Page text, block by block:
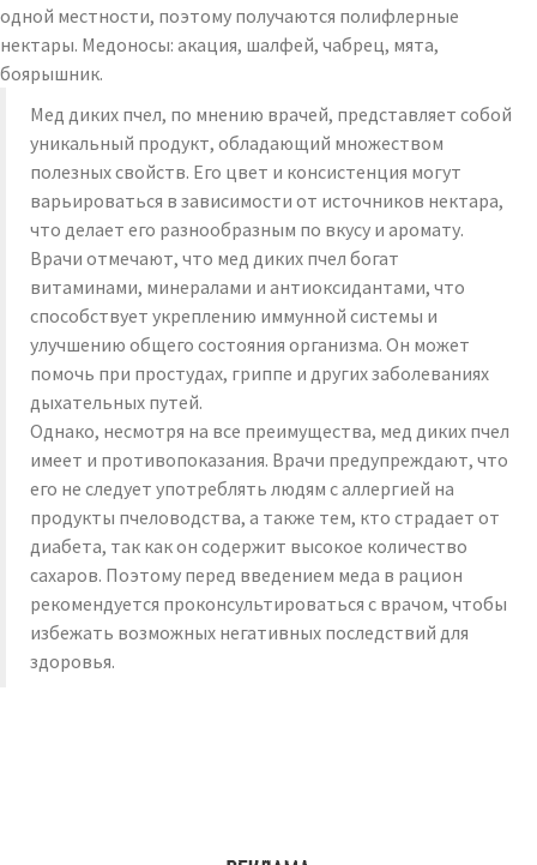
одной местности, поэтому получаются полифлерные
нектары. Медоносы: акация, шалфей, чабрец, мята,
боярышник.
Мед диких пчел, по мнению врачей, представляет собой
уникальный продукт, обладающий множеством
полезных свойств. Его цвет и консистенция могут
варьироваться в зависимости от источников нектара,
что делает его разнообразным по вкусу и аромату.
Врачи отмечают, что мед диких пчел богат
витаминами, минералами и антиоксидантами, что
способствует укреплению иммунной системы и
улучшению общего состояния организма. Он может
помочь при простудах, гриппе и других заболеваниях
дыхательных путей.
Однако, несмотря на все преимущества, мед диких пчел
имеет и противопоказания. Врачи предупреждают, что
его не следует употреблять людям с аллергией на
продукты пчеловодства, а также тем, кто страдает от
диабета, так как он содержит высокое количество
сахаров. Поэтому перед введением меда в рацион
рекомендуется проконсультироваться с врачом, чтобы
избежать возможных негативных последствий для
здоровья.